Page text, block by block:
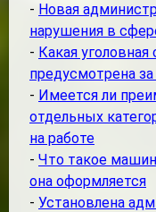
- Новая
нарушения в
- Какая
предусмотрена
- Имеется ли
отдельных
на работе
- Что такое
она оформляется
- Установлена